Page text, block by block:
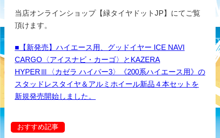
当店オンラインショップ【緑タイヤドットJP】にてご覧
頂けます。
■【新発売】ハイエース用、グッドイヤー ICE NAVI
CARGO〈アイスナビ・カーゴ〉とKAZERA
HYPERⅢ〈カゼラ ハイパー3〉《200系ハイエース用》の
スタッドレスタイヤ＆アルミホイール新品４本セットを
新規発売開始しました。
おすすめ記事